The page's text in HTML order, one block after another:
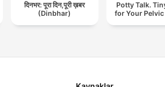
दिनभर: पूरा दिन,पूरी ख़बर
(Dinbhar)
Potty Talk.
for Your